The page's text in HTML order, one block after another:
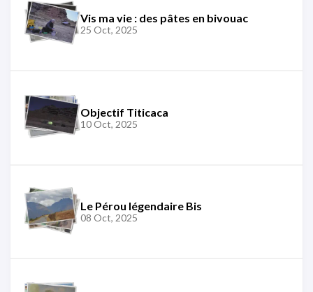
Vis ma vie : des pâtes en bivouac
25 Oct, 2025
Objectif Titicaca
10 Oct, 2025
Le Pérou légendaire Bis
08 Oct, 2025